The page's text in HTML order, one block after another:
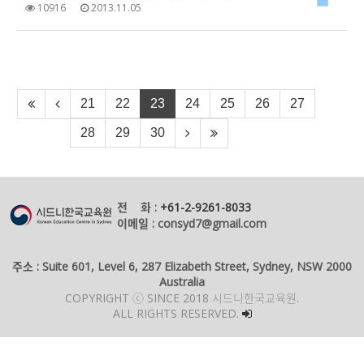
10916 2013.11.05
21 22 23 24 25 26 27
28 29 30
전 화 : +61-2-9261-8033
이메일 : consyd7@gmail.com
주소 : Suite 601, Level 6, 287 Elizabeth Street, Sydney, NSW 2000
Australia
COPYRIGHT ⓒ SINCE 2018 시드니한국교육원.
ALL RIGHTS RESERVED.